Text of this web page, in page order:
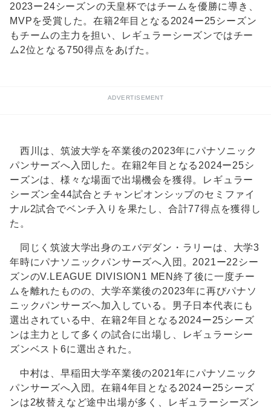
2023ー24シーズンの天皇杯ではチームを優勝に導き、
MVPを受賞した。在籍2年目となる2024ー25シーズン
もチームの主力を担い、レギュラーシーズンではチー
ム2位となる750得点をあげた。
ADVERTISEMENT
西川は、筑波大学を卒業後の2023年にパナソニック
パンサーズへ入団した。在籍2年目となる2024ー25シ
ーズンは、様々な場面で出場機会を獲得。レギュラー
シーズン全44試合とチャンピオンシップのセミファイ
ナル2試合でベンチ入りを果たし、合計77得点を獲得し
た。
同じく筑波大学出身のエバデダン・ラリーは、大学3
年時にパナソニックパンサーズへ入団。2021ー22シー
ズンのV.LEAGUE DIVISION1 MEN終了後に一度チー
ムを離れたものの、大学卒業後の2023年に再びパナソ
ニックパンサーズへ加入している。男子日本代表にも
選出されている中、在籍2年目となる2024ー25シーズ
ンは主力として多くの試合に出場し、レギュラーシー
ズンベスト6に選出された。
中村は、早稲田大学卒業後の2021年にパナソニック
パンサーズへ入団。在籍4年目となる2024ー25シーズ
ンは2枚替えなど途中出場が多く、レギュラーシーズン